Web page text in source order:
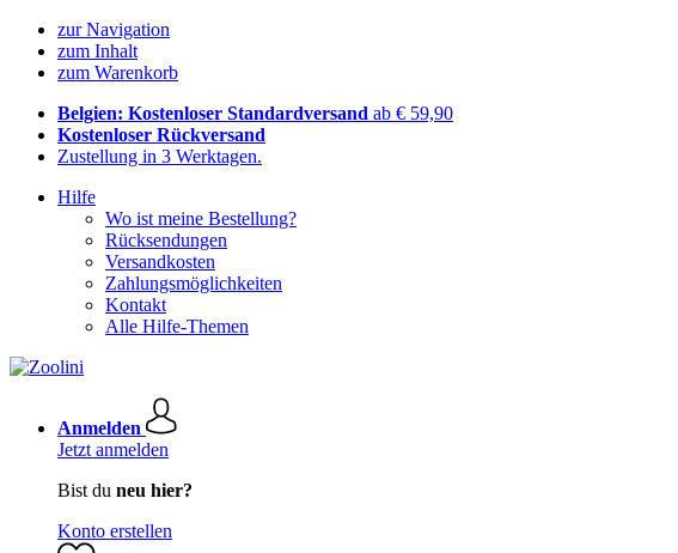
zur Navigation
zum Inhalt
zum Warenkorb
Belgien: Kostenloser Standardversand ab € 59,90
Kostenloser Rückversand
Zustellung in 3 Werktagen.
Hilfe
Wo ist meine Bestellung?
Rücksendungen
Versandkosten
Zahlungsmöglichkeiten
Kontakt
Alle Hilfe-Themen
Anmelden
Jetzt anmelden
Bist du neu hier?
Konto erstellen